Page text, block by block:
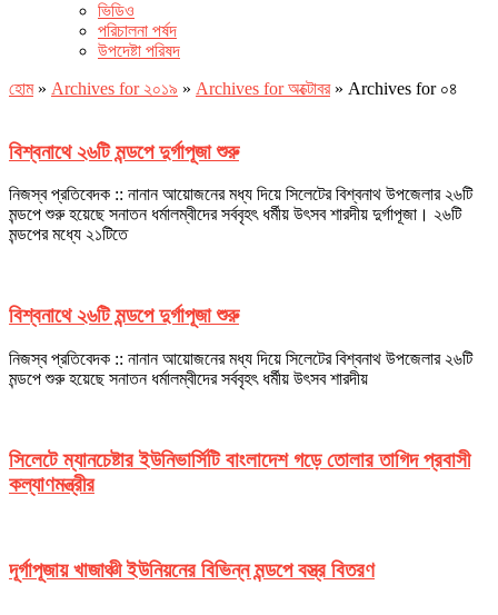
ভিডিও
পরিচালনা পর্ষদ
উপদেষ্টা পরিষদ
হোম» Archives for ২০১৯ » Archives for অক্টোবর» Archives for ০৪
বিশ্বনাথে ২৬টি মন্ডপে দুর্গাপূজা শুরু
নিজস্ব প্রতিবেদক :: নানান আয়োজনের মধ্য দিয়ে সিলেটের বিশ্বনাথ উপজেলার ২৬টি
মন্ডপে শুরু হয়েছে সনাতন ধর্মালম্বীদের সর্ববৃহৎ ধর্মীয় উৎসব শারদীয় দুর্গাপূজা। ২৬টি
মন্ডপের মধ্যে ২১টিতে
বিশ্বনাথে ২৬টি মন্ডপে দুর্গাপূজা শুরু
নিজস্ব প্রতিবেদক :: নানান আয়োজনের মধ্য দিয়ে সিলেটের বিশ্বনাথ উপজেলার ২৬টি
মন্ডপে শুরু হয়েছে সনাতন ধর্মালম্বীদের সর্ববৃহৎ ধর্মীয় উৎসব শারদীয়
সিলেটে ম্যানচেষ্টার ইউনিভার্সিটি বাংলাদেশ গড়ে তোলার তাগিদ প্রবাসী
কল্যাণমন্ত্রীর
দূর্গাপূজায় খাজাঞ্চী ইউনিয়নের বিভিন্ন মন্ডপে বস্ত্র বিতরণ